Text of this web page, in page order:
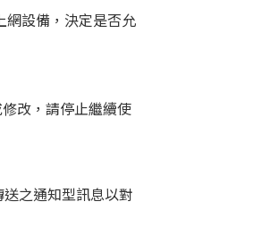
網設備，決定是否允
改，請停止繼續使
之通知型訊息以對